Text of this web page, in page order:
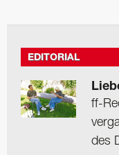
EDITORIAL
ff-
des